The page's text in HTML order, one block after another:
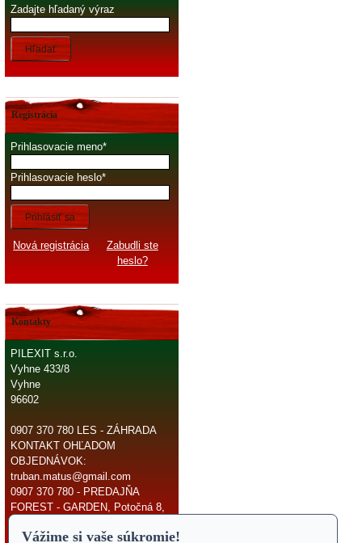
Zadajte hľadaný výraz
Hľadať
Registrácia
Prihlasovacie meno
Prihlasovacie heslo
Prihlásiť sa
Nová registrácia
Zabudli ste
heslo?
Kontakty
PILEXIT s.r.o.
Vyhne 433/8
Vyhne
96602
0907 370 780 LES - ZÁHRADA
KONTAKT OHĽADOM
OBJEDNÁVOK:
truban.matus@gmail.com
0907 370 780 - PREDAJŇA
FOREST - GARDEN, Potočná 8,